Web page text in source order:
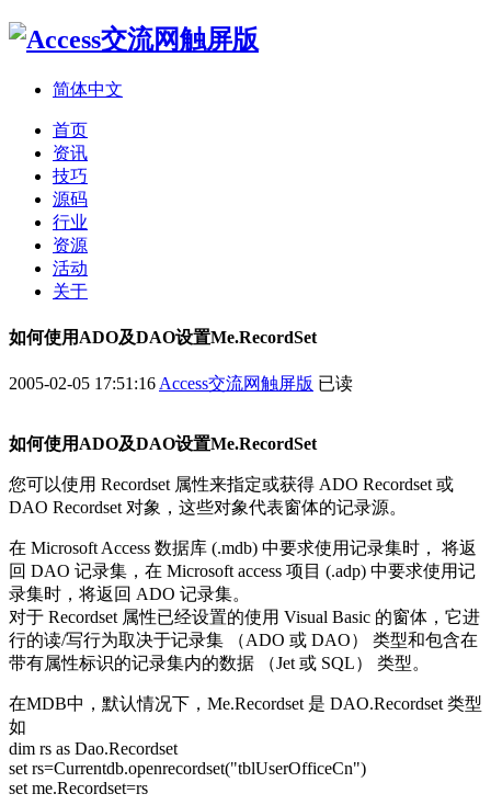
简体中文
首页
资讯
技巧
源码
行业
资源
活动
关于
如何使用ADO及DAO设置Me.RecordSet
2005-02-05 17:51:16 Access交流网触屏版 已读
如何使用ADO及DAO设置Me.RecordSet
您可以使用 Recordset 属性来指定或获得 ADO Recordset 或
DAO Recordset 对象，这些对象代表窗体的记录源。
在 Microsoft Access 数据库 (.mdb) 中要求使用记录集时， 将返
回 DAO 记录集，在 Microsoft access 项目 (.adp) 中要求使用记
录集时，将返回 ADO 记录集。
对于 Recordset 属性已经设置的使用 Visual Basic 的窗体，它进
行的读/写行为取决于记录集 （ADO 或 DAO） 类型和包含在
带有属性标识的记录集内的数据 （Jet 或 SQL） 类型。
在MDB中，默认情况下，Me.Recordset 是 DAO.Recordset 类型
如
dim rs as Dao.Recordset
set rs=Currentdb.openrecordset("tblUserOfficeCn")
set me.Recordset=rs